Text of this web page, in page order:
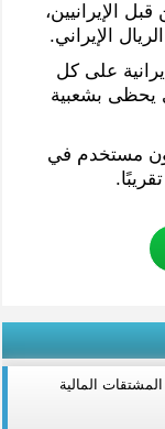
الإيرانيين،
الإيراني.
على كل
يحظى بشعبية
“تليغرام” بـامتلاكه لـ40 مليون مستخدم في
المالية